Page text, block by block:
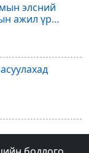
элсний
ажил үр
байгаагаа